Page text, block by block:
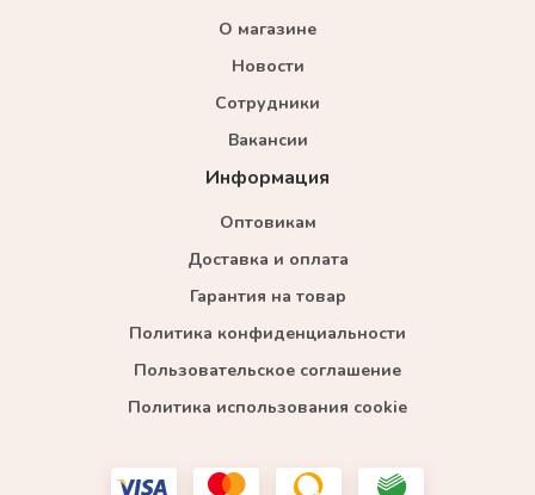
О магазине
Новости
Сотрудники
Вакансии
Информация
Оптовикам
Доставка и оплата
Гарантия на товар
Политика конфиденциальности
Пользовательское соглашение
Политика использования cookie